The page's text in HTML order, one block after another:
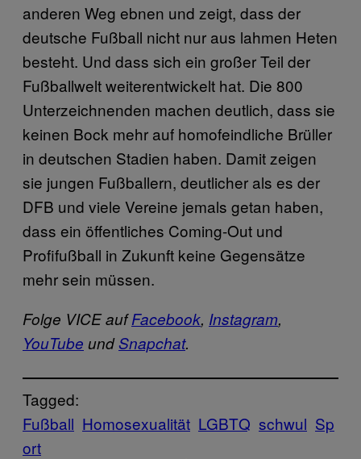
anderen Weg ebnen und zeigt, dass der
deutsche Fußball nicht nur aus lahmen Heten
besteht. Und dass sich ein großer Teil der
Fußballwelt weiterentwickelt hat. Die 800
Unterzeichnenden machen deutlich, dass sie
keinen Bock mehr auf homofeindliche Brüller
in deutschen Stadien haben. Damit zeigen
sie jungen Fußballern, deutlicher als es der
DFB und viele Vereine jemals getan haben,
dass ein öffentliches Coming-Out und
Profifußball in Zukunft keine Gegensätze
mehr sein müssen.
Folge VICE aufFacebook, Instagram,
YouTube undSnapchat.
Tagged:
Fußball Homosexualität LGBTQ schwul Sp
ort